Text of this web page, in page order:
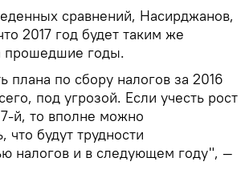
сравнений, Насирджанов,
2017 год будет таким же
прошедшие годы.
плана по сбору налогов за 2016
под угрозой. Если учесть рост
й, то вполне можно
что будут трудности
налогов и в следующем году", —